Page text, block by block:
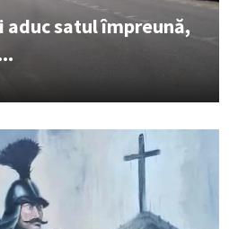
aduc satul împreună,